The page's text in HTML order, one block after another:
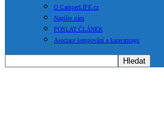
O CamperLIFE.cz
Napište nám
POSLAT ČLÁNEK
Asociace kempování a karavaningu